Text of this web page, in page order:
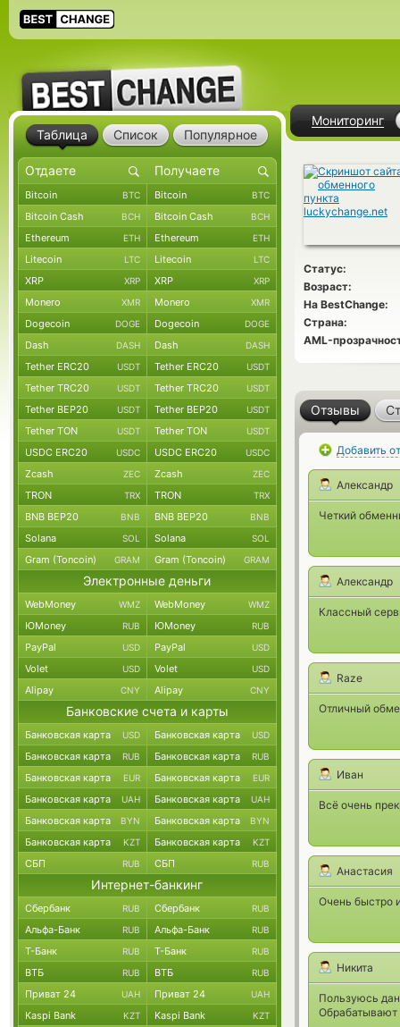
Мониторинг
Статус:
Возраст:
На BestChange:
Страна:
AML-
Отзывы
Добавить
Александр
Четкий
Александр
Классный
Raze
Отличный
Иван
Всё очень
Анастасия
Очень быстро
Никита
Пользуюсь
Обрабатывают
Таблица Список Популярное
Bitcoin BTC Bitcoin BTC
Bitcoin Cash BCH Bitcoin Cash BCH
Ethereum ETH Ethereum ETH
Litecoin LTC Litecoin LTC
XRP XRP XRP XRP
Monero XMR Monero XMR
Dogecoin DOGE Dogecoin DOGE
Dash DASH Dash DASH
Tether ERC20 USDT Tether ERC20 USDT
Tether TRC20 USDT Tether TRC20 USDT
Tether BEP20 USDT Tether BEP20 USDT
Tether TON USDT Tether TON USDT
USDC ERC20 USDC USDC ERC20 USDC
Zcash ZEC Zcash ZEC
TRON TRX TRON TRX
BNB BEP20 BNB BNB BEP20 BNB
Solana SOL Solana SOL
Gram (Toncoin) GRAM Gram (Toncoin) GRAM
Электронные деньги
WebMoney WMZ WebMoney WMZ
ЮMoney RUB ЮMoney RUB
PayPal USD PayPal USD
Volet USD Volet USD
Alipay CNY Alipay CNY
Банковские счета и карты
Банковская карта USD Банковская карта USD
Банковская карта RUB Банковская карта RUB
Банковская карта EUR Банковская карта EUR
Банковская карта UAH Банковская карта UAH
Банковская карта BYN Банковская карта BYN
Банковская карта KZT Банковская карта KZT
СБП RUB СБП RUB
Интернет-банкинг
Сбербанк RUB Сбербанк RUB
Альфа-Банк RUB Альфа-Банк RUB
Т-Банк RUB Т-Банк RUB
ВТБ RUB ВТБ RUB
Приват 24 UAH Приват 24 UAH
Kaspi Bank KZT Kaspi Bank KZT